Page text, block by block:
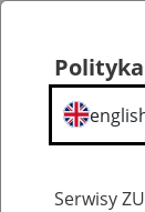
Serwisy